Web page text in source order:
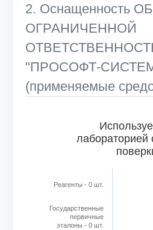
2. Оснащенность
ОГРАНИЧЕННОЙ
"ПРОСОФТ-
(применяемые
Bar chart with 6 bars.
View as data table,
The chart has 1 X axis
The chart has 1 Y axis
лабораторией
Реагенты - 0 шт.
Государственные
первичные
эталоны - 0 шт.